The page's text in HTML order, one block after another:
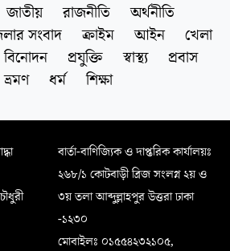
জাতীয় রাজনীতি
অর্থনীতি
সংবাদ ক্রাইম আইন
খেলা
বিনোদন প্রযুক্তি স্বাস্থ্য
প্রবাস
ভ্রমণ
ধর্ম শিক্ষা
বার্তা-বাণিজ্যিক ও দাপ্তরিক কার্যালয়ঃ
২৬৮/১ কোটবাড়ী ব্রিজ সংলগ্ন ২য় ও
৩য় তলা আব্দুল্লাহপুর উত্তরা ঢাকা
-১২৩০
মোবাইলঃ ০১৫৫৪২৩২১০৫,